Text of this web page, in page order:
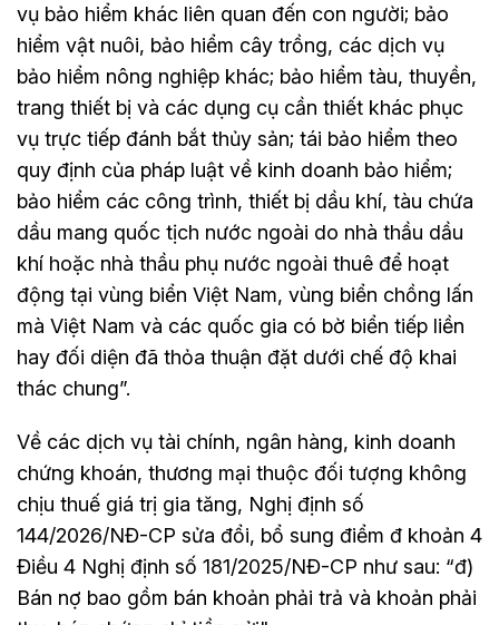
vụ bảo hiểm khác liên quan đến con người; bảo
hiểm vật nuôi, bảo hiểm cây trồng, các dịch vụ
bảo hiểm nông nghiệp khác; bảo hiểm tàu, thuyền,
trang thiết bị và các dụng cụ cần thiết khác phục
vụ trực tiếp đánh bắt thủy sản; tái bảo hiểm theo
quy định của pháp luật về kinh doanh bảo hiểm;
bảo hiểm các công trình, thiết bị dầu khí, tàu chứa
dầu mang quốc tịch nước ngoài do nhà thầu dầu
khí hoặc nhà thầu phụ nước ngoài thuê để hoạt
động tại vùng biển Việt Nam, vùng biển chồng lấn
mà Việt Nam và các quốc gia có bờ biển tiếp liền
hay đối diện đã thỏa thuận đặt dưới chế độ khai
thác chung”.
Về các dịch vụ tài chính, ngân hàng, kinh doanh
chứng khoán, thương mại thuộc đối tượng không
chịu thuế giá trị gia tăng, Nghị định số
144/2026/NĐ-CP sửa đổi, bổ sung điểm đ khoản 4
Điều 4 Nghị định số 181/2025/NĐ-CP như sau: “đ)
Bán nợ bao gồm bán khoản phải trả và khoản phải